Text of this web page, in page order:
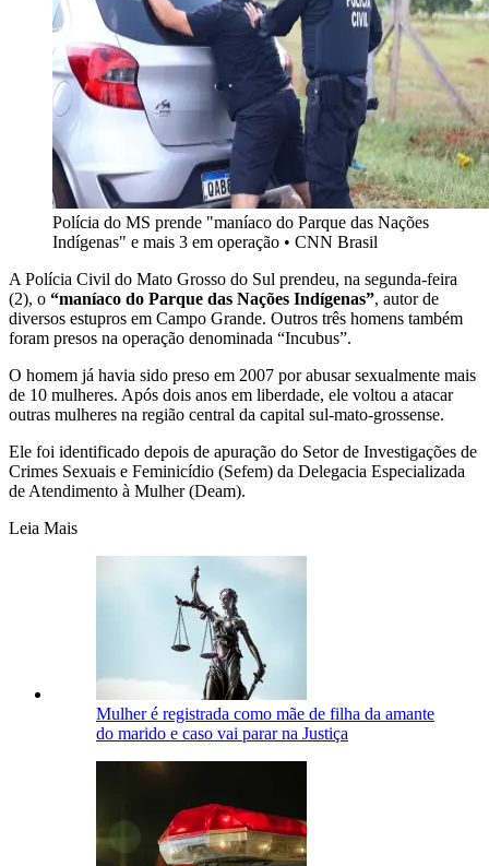
Polícia do MS prende "maníaco do Parque das Nações
Indígenas" e mais 3 em operação • CNN Brasil
A Polícia Civil do Mato Grosso do Sul prendeu, na segunda-feira
(2), o “maníaco do Parque das Nações Indígenas”, autor de
diversos estupros em Campo Grande. Outros três homens também
foram presos na operação denominada “Incubus”.
O homem já havia sido preso em 2007 por abusar sexualmente mais
de 10 mulheres. Após dois anos em liberdade, ele voltou a atacar
outras mulheres na região central da capital sul-mato-grossense.
Ele foi identificado depois de apuração do Setor de Investigações de
Crimes Sexuais e Feminicídio (Sefem) da Delegacia Especializada
de Atendimento à Mulher (Deam).
Leia Mais
Mulher é registrada como mãe de filha da amante
do marido e caso vai parar na Justiça